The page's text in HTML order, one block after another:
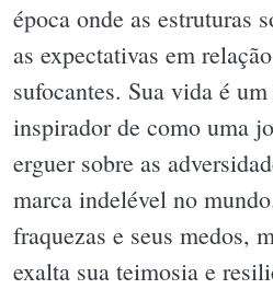
época onde as estruturas
as expectativas em
sufocantes. Sua vida é
inspirador de como uma
erguer sobre as
marca indelével no
fraquezas e seus medos,
exalta sua teimosia e